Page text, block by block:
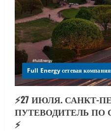
Full Energy сетевая компания
⚡️27 ИЮЛЯ. САНКТ-
ПУТЕВОДИТЕЛЬ ПО
⚡️